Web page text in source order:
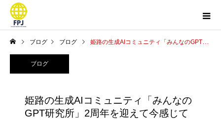
ブログ ブログ 姫路の生成AIコミュニティ「みんなのGPT研究所」2周年を迎えて今感じていること
ブログ
姫路の生成AIコミュニティ「みんなの
GPT研究所」2周年を迎えて今感じて